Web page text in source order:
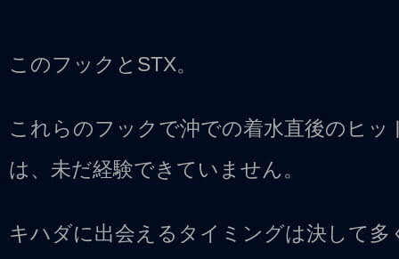
このフックとSTX。
これらのフックで沖での着水直後のヒッ
は、未だ経験できていません。
キハダに出会えるタイミングは決して